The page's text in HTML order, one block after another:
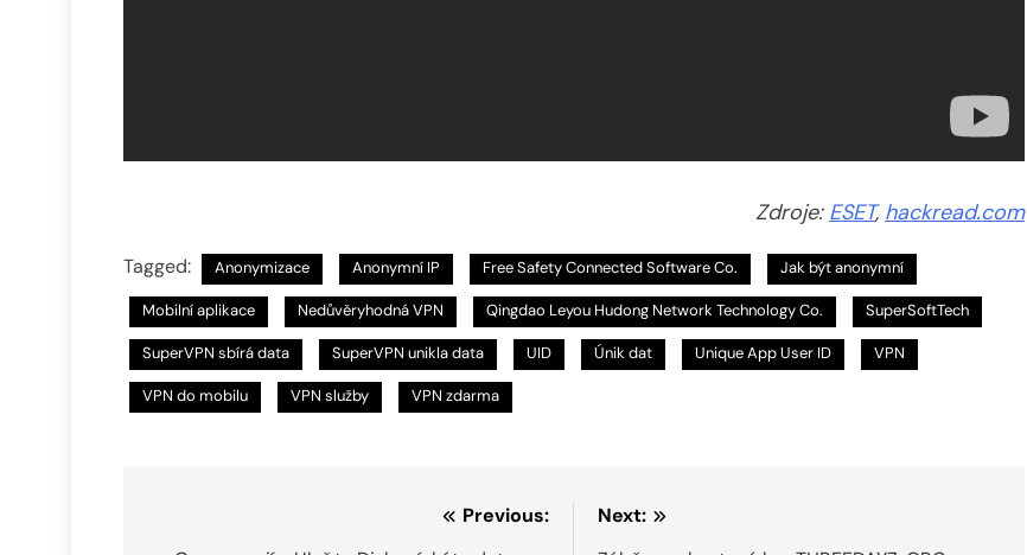
Zdroje: ESET, hackread.com
Tagged: Anonymizace Anonymní IP Free Safety Connected Software Co. Jak být anonymní
Mobilní aplikace Nedůvěryhodná VPN Qingdao Leyou Hudong Network Technology Co. SuperSoftTech
SuperVPN sbírá data SuperVPN unikla data UID Únik dat Unique App User ID VPN
VPN do mobilu VPN služby VPN zdarma
Previous:
Next: